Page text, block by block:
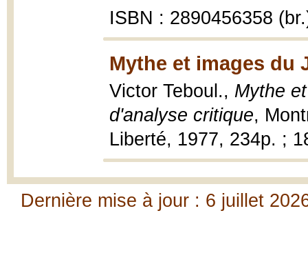
ISBN : 2890456358
Mythe et images du
Victor Teboul., Mythe
d'analyse critique,
Liberté, 1977, 234p. ;
Dernière mise à jour : 6 juillet